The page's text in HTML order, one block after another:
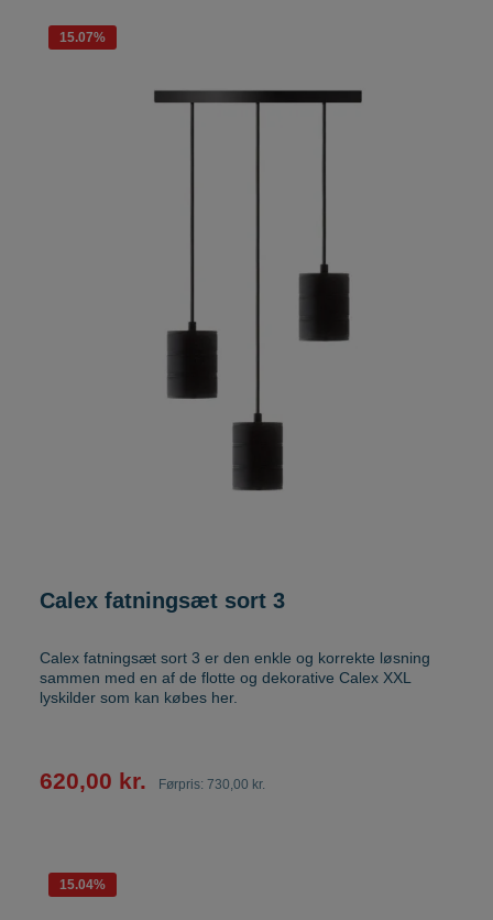
15.07%
Calex fatningsæt sort 3
Calex fatningsæt sort 3 er den enkle og korrekte løsning
sammen med en af de flotte og dekorative Calex XXL
lyskilder som kan købes her.
620,00 kr. Førpris: 730,00 kr.
15.04%